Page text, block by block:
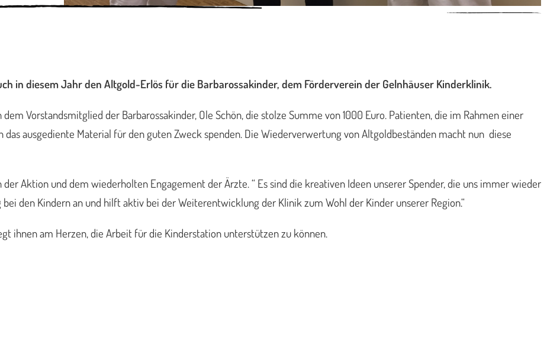
in diesem Jahr den Altgold-Erlös für die Barbarossakinder, dem Förderverein der Gelnhäuser Kinderklinik.
Vorstandsmitglied der Barbarossakinder, Ole Schön, die stolze Summe von 1000 Euro. Patienten, die im Rahmen einer
ausgediente Material für den guten Zweck spenden. Die Wiederverwertung von Altgoldbeständen macht nun diese
Aktion und dem wiederholten Engagement der Ärzte. “ Es sind die kreativen Ideen unserer Spender, die uns immer wieder
den Kindern an und hilft aktiv bei der Weiterentwicklung der Klinik zum Wohl der Kinder unserer Region.“
ihnen am Herzen, die Arbeit für die Kinderstation unterstützen zu können.